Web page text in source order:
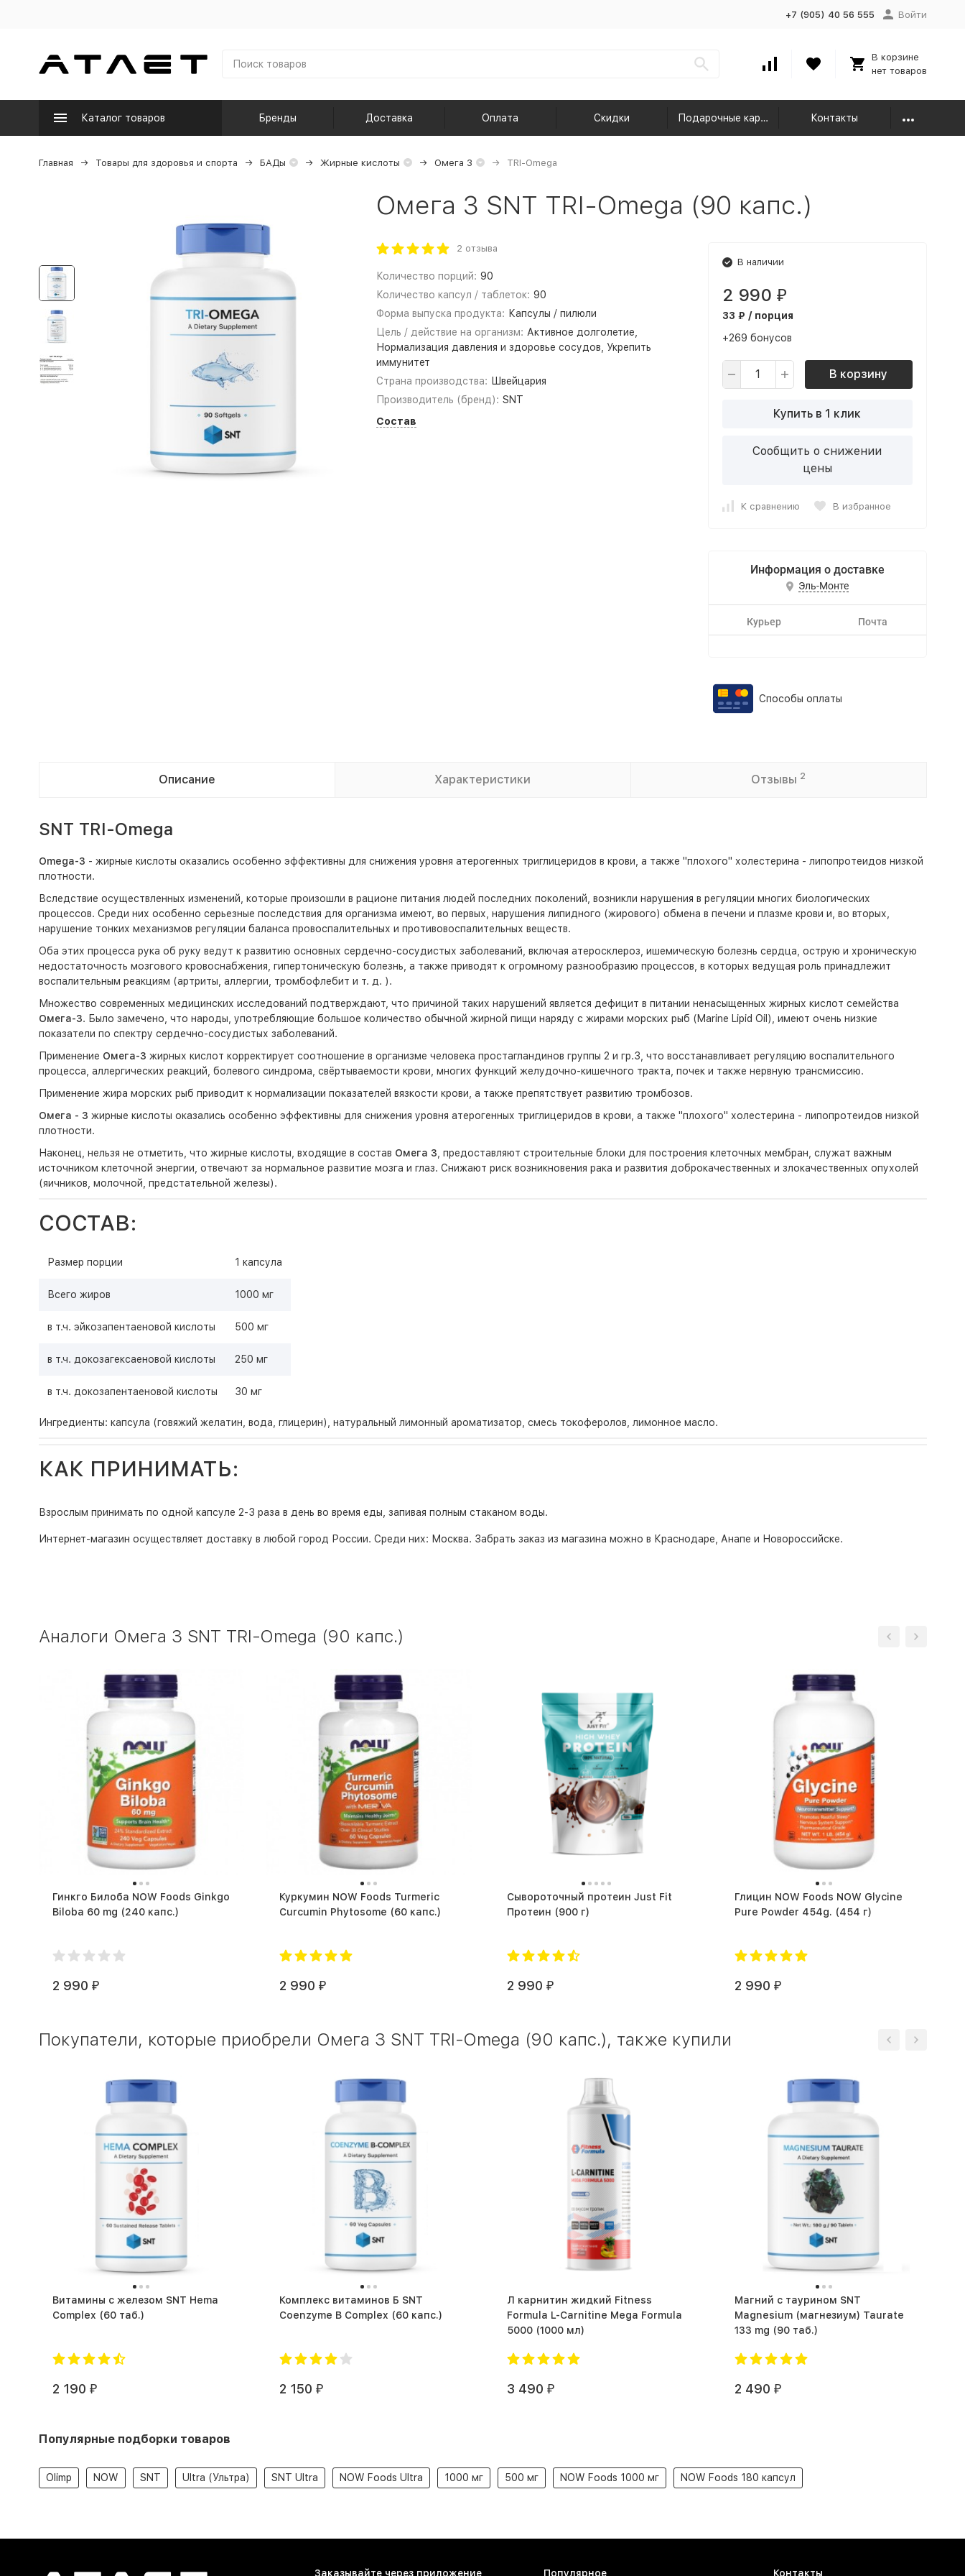
+7 (905) 40 56 555 Войти
В корзине
нет товаров
Каталог товаров Бренды Доставка Оплата Скидки Подарочные карты Контакты
Главная Товары для здоровья и спорта БАДы Жирные кислоты Омега 3 TRI-Omega
Омега 3 SNT TRI-Omega (90 капс.)
2 отзыва
Количество порций: 90
Количество капсул / таблеток: 90
Форма выпуска продукта: Капсулы / пилюли
Цель / действие на организм: Активное долголетие,
Нормализация давления и здоровье сосудов, Укрепить
иммунитет
Страна производства: Швейцария
Производитель (бренд): SNT
Состав
В наличии
2 990 ₽
33 ₽ / порция
+269 бонусов
В корзину
Купить в 1 клик
Сообщить о снижении
цены
К сравнению В избранное
Информация о доставке
Эль-Монте
Курьер Почта
Способы оплаты
Описание Характеристики Отзывы 2
SNT TRI-Omega
Omega-3 - жирные кислоты оказались особенно эффективны для снижения уровня атерогенных триглицеридов в крови, а также "плохого" холестерина - липопротеидов низкой
плотности.
Вследствие осуществленных изменений, которые произошли в рационе питания людей последних поколений, возникли нарушения в регуляции многих биологических
процессов. Среди них особенно серьезные последствия для организма имеют, во первых, нарушения липидного (жирового) обмена в печени и плазме крови и, во вторых,
нарушение тонких механизмов регуляции баланса провоспалительных и противовоспалительных веществ.
Оба этих процесса рука об руку ведут к развитию основных сердечно-сосудистых заболеваний, включая атеросклероз, ишемическую болезнь сердца, острую и хроническую
недостаточность мозгового кровоснабжения, гипертоническую болезнь, а также приводят к огромному разнообразию процессов, в которых ведущая роль принадлежит
воспалительным реакциям (артриты, аллергии, тромбофлебит и т. д. ).
Множество современных медицинских исследований подтверждают, что причиной таких нарушений является дефицит в питании ненасыщенных жирных кислот семейства
Омега-3. Было замечено, что народы, употребляющие большое количество обычной жирной пищи наряду с жирами морских рыб (Marine Lipid Oil), имеют очень низкие
показатели по спектру сердечно-сосудистых заболеваний.
Применение Омега-3 жирных кислот корректирует соотношение в организме человека простагландинов группы 2 и гр.3, что восстанавливает регуляцию воспалительного
процесса, аллергических реакций, болевого синдрома, свёртываемости крови, многих функций желудочно-кишечного тракта, почек и также нервную трансмиссию.
Применение жира морских рыб приводит к нормализации показателей вязкости крови, а также препятствует развитию тромбозов.
Омега - 3 жирные кислоты оказались особенно эффективны для снижения уровня атерогенных триглицеридов в крови, а также "плохого" холестерина - липопротеидов низкой
плотности.
Наконец, нельзя не отметить, что жирные кислоты, входящие в состав Омега 3 , предоставляют строительные блоки для построения клеточных мембран, служат важным
источником клеточной энергии, отвечают за нормальное развитие мозга и глаз. Снижают риск возникновения рака и развития доброкачественных и злокачественных опухолей
(яичников, молочной, предстательной железы).
СОСТАВ:
Размер порции 1 капсула
Всего жиров 1000 мг
в т.ч. эйкозапентаеновой кислоты 500 мг
в т.ч. докозагексаеновой кислоты 250 мг
в т.ч. докозапентаеновой кислоты 30 мг
Ингредиенты: капсула (говяжий желатин, вода, глицерин), натуральный лимонный ароматизатор, смесь токоферолов, лимонное масло.
КАК ПРИНИМАТЬ:
Взрослым принимать по одной капсуле 2-3 раза в день во время еды, запивая полным стаканом воды.
Интернет-магазин осуществляет доставку в любой город России. Среди них: Москва. Забрать заказ из магазина можно в Краснодаре, Анапе и Новороссийске.
Аналоги Омега 3 SNT TRI-Omega (90 капс.)
Гинкго Билоба NOW Foods Ginkgo
Biloba 60 mg (240 капс.)
2 990 ₽
Куркумин NOW Foods Turmeric
Curcumin Phytosome (60 капс.)
2 990 ₽
Сывороточный протеин Just Fit
Протеин (900 г)
2 990 ₽
Глицин NOW Foods NOW Glycine
Pure Powder 454g. (454 г)
2 990 ₽
Покупатели, которые приобрели Омега 3 SNT TRI-Omega (90 капс.), также купили
Витамины с железом SNT Hema
Complex (60 таб.)
2 190 ₽
Комплекс витаминов Б SNT
Coenzyme B Complex (60 капс.)
2 150 ₽
Л карнитин жидкий Fitness
Formula L-Carnitine Mega Formula
5000 (1000 мл)
3 490 ₽
Магний c таурином SNT
Magnesium (магнезиум) Taurate
133 mg (90 таб.)
2 490 ₽
Популярные подборки товаров
Olimp NOW SNT Ultra (Ультра) SNT Ultra NOW Foods Ultra 1000 мг 500 мг NOW Foods 1000 мг NOW Foods 180 капсул
Заказывайте через приложение Популярное Контакты